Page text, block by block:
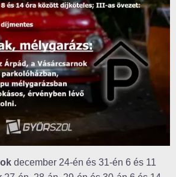
december 24-én és 31-én 6 és 11